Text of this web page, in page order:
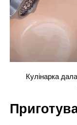
Кулінарка